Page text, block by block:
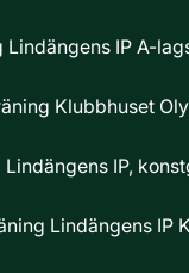
Lindängens IP A-
Klubbhuset
Lindängens IP,
Lindängens IP